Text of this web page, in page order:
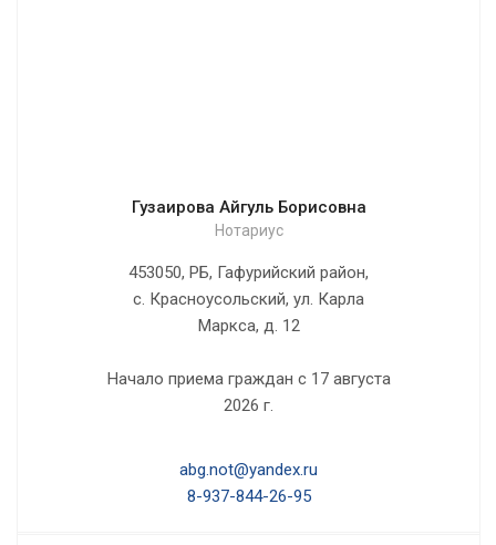
Гузаирова Айгуль Борисовна
Нотариус
453050, РБ, Гафурийский район,
с. Красноусольский, ул. Карла
Маркса, д. 12
Начало приема граждан с 17 августа
2026 г.
abg.not@yandex.ru
8-937-844-26-95